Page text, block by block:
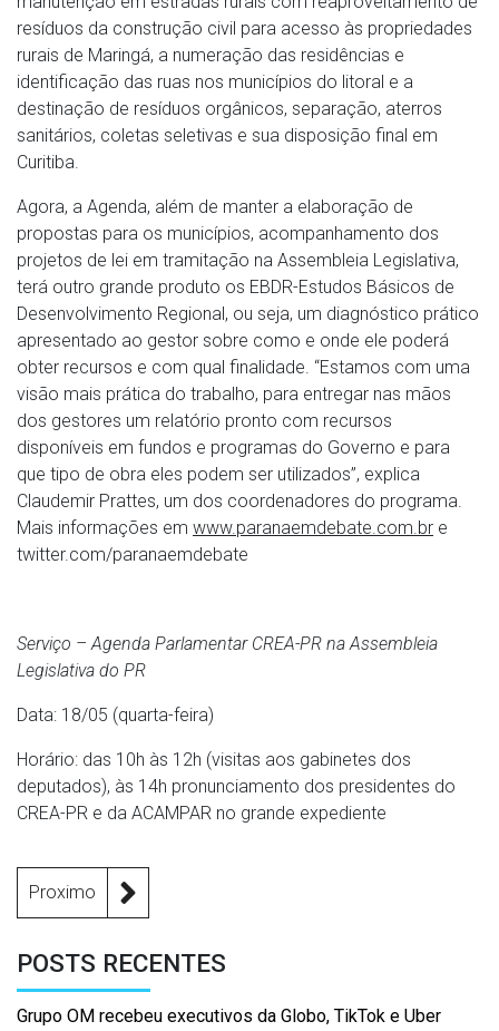
resíduos da construção civil para acesso às propriedades
rurais de Maringá, a numeração das residências e
identificação das ruas nos municípios do litoral e a
destinação de resíduos orgânicos, separação, aterros
sanitários, coletas seletivas e sua disposição final em
Curitiba.
Agora, a Agenda, além de manter a elaboração de
propostas para os municípios, acompanhamento dos
projetos de lei em tramitação na Assembleia Legislativa,
terá outro grande produto os EBDR-Estudos Básicos de
Desenvolvimento Regional, ou seja, um diagnóstico prático
apresentado ao gestor sobre como e onde ele poderá
obter recursos e com qual finalidade. “Estamos com uma
visão mais prática do trabalho, para entregar nas mãos
dos gestores um relatório pronto com recursos
disponíveis em fundos e programas do Governo e para
que tipo de obra eles podem ser utilizados”, explica
Claudemir Prattes, um dos coordenadores do programa.
Mais informações em www.paranaemdebate.com.br e
twitter.com/paranaemdebate
Serviço – Agenda Parlamentar CREA-PR na Assembleia
Legislativa do PR
Data: 18/05 (quarta-feira)
Horário: das 10h às 12h (visitas aos gabinetes dos
deputados), às 14h pronunciamento dos presidentes do
CREA-PR e da ACAMPAR no grande expediente
Proximo
POSTS RECENTES
Grupo OM recebeu executivos da Globo, TikTok e Uber